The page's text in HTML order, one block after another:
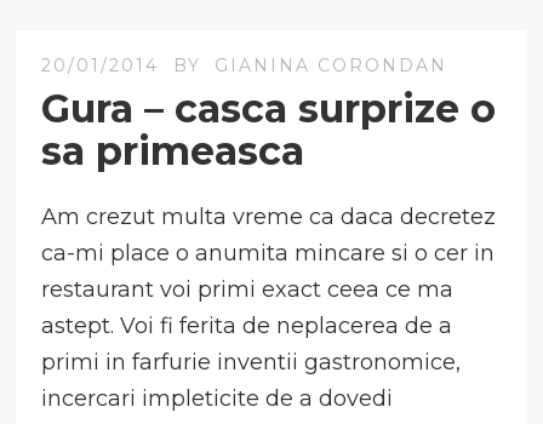
20/01/2014 BY GIANINA CORONDAN
Gura – casca surprize o
sa primeasca
Am crezut multa vreme ca daca decretez
ca-mi place o anumita mincare si o cer in
restaurant voi primi exact ceea ce ma
astept. Voi fi ferita de neplacerea de a
primi in farfurie inventii gastronomice,
incercari impleticite de a dovedi